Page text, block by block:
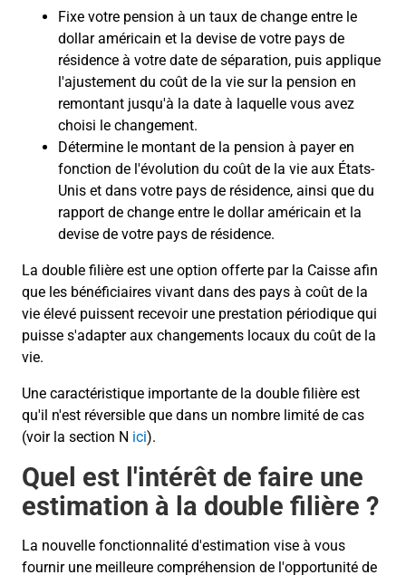
Fixe votre pension à un taux de change entre le
dollar américain et la devise de votre pays de
résidence à votre date de séparation, puis applique
l'ajustement du coût de la vie sur la pension en
remontant jusqu'à la date à laquelle vous avez
choisi le changement.
Détermine le montant de la pension à payer en
fonction de l'évolution du coût de la vie aux États-
Unis et dans votre pays de résidence, ainsi que du
rapport de change entre le dollar américain et la
devise de votre pays de résidence.
La double filière est une option offerte par la Caisse afin
que les bénéficiaires vivant dans des pays à coût de la
vie élevé puissent recevoir une prestation périodique qui
puisse s'adapter aux changements locaux du coût de la
vie.
Une caractéristique importante de la double filière est
qu'il n'est réversible que dans un nombre limité de cas
(voir la section N ici).
Quel est l'intérêt de faire une
estimation à la double filière ?
La nouvelle fonctionnalité d'estimation vise à vous
fournir une meilleure compréhension de l'opportunité de